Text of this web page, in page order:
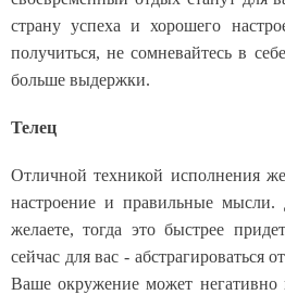
страну успеха и хорошего
получиться, не сомневайтесь в
больше выдержки.
Телец
Отличной техникой исполнения
настроение и правильные
желаете, тогда это быстрее
сейчас для вас - абстрагироваться
Ваше окружение может негативно